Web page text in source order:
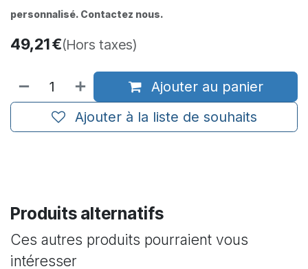
personnalisé. Contactez nous.
49,21€(Hors taxes)
Ajouter au panier
Ajouter à la liste de souhaits
Produits alternatifs
Ces autres produits pourraient vous
intéresser